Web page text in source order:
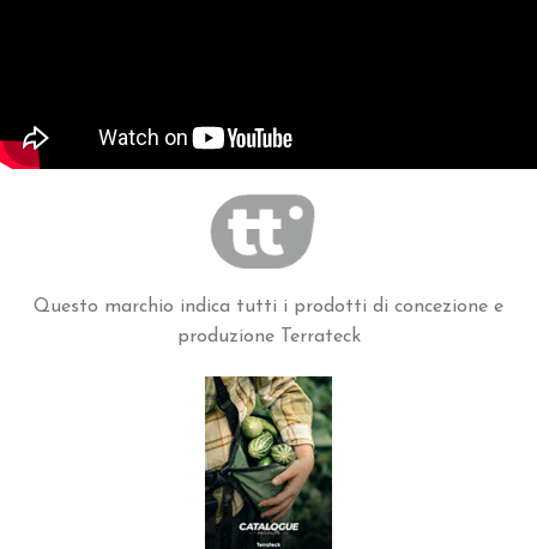
Questo marchio indica tutti i prodotti di concezione e
produzione Terrateck